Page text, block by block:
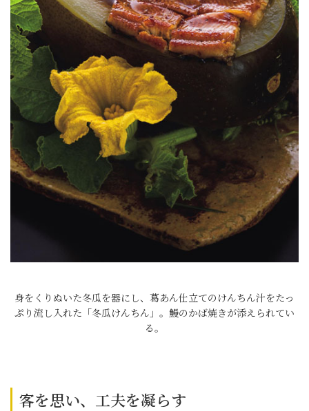
身をくりぬいた冬瓜を器にし、葛あん仕立てのけんちん汁をたっ
ぷり流し入れた「冬瓜けんちん」。鰻のかば焼きが添えられてい
る。
客を思い、工夫を凝らす